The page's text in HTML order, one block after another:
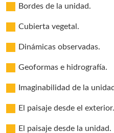
Bordes de la unidad.
Cubierta vegetal.
Dinámicas observadas.
Geoformas e hidrografía.
Imaginabilidad de la
El paisaje desde el exterior.
El paisaje desde la unidad.